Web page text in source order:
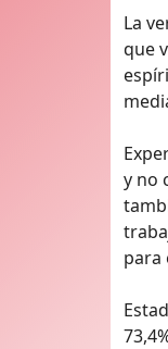
La
que
y no
para